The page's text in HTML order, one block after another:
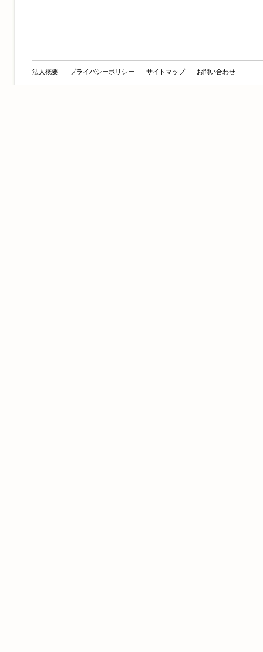
法人概要 プライバシーポリシー サイトマップ お問い合わせ